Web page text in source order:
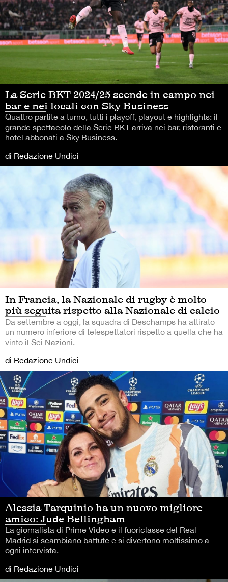
La Serie BKT 2024/25 scende in campo nei
bar e nei locali con Sky Business
Quattro partite a turno, tutti i playoff, playout e highlights: il
grande spettacolo della Serie BKT arriva nei bar, ristoranti e
hotel abbonati a Sky Business.
di Redazione Undici
In Francia, la Nazionale di rugby è molto
più seguita rispetto alla Nazionale di calcio
Da settembre a oggi, la squadra di Deschamps ha attirato
un numero inferiore di telespettatori rispetto a quella che ha
vinto il Sei Nazioni.
di Redazione Undici
Alessia Tarquinio ha un nuovo migliore
amico: Jude Bellingham
La giornalista di Prime Video e il fuoriclasse del Real
Madrid si scambiano battute e si divertono moltissimo a
ogni intervista.
di Redazione Undici